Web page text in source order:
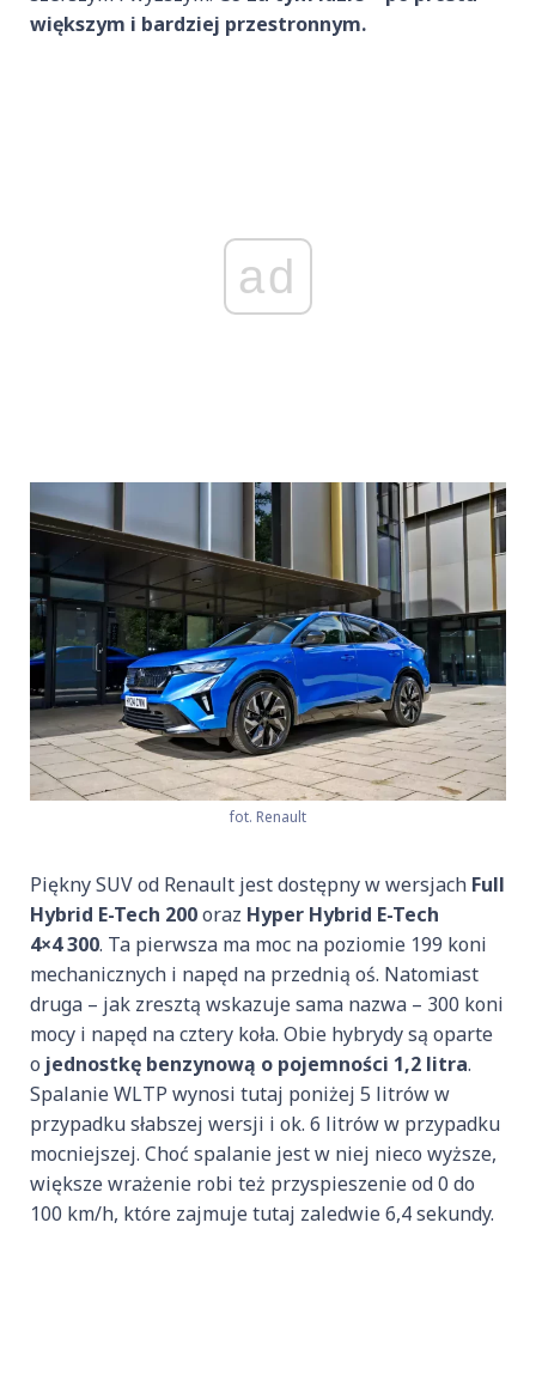
większym i bardziej przestronnym.
ad
fot. Renault
Piękny SUV od Renault jest dostępny w wersjach Full
Hybrid E-Tech 200oraz Hyper Hybrid E-Tech
4×4 300. Ta pierwsza ma moc na poziomie 199 koni
mechanicznych i napęd na przednią oś. Natomiast
druga – jak zresztą wskazuje sama nazwa – 300 koni
mocy i napęd na cztery koła. Obie hybrydy są oparte
o jednostkę benzynową o pojemności 1,2 litra.
Spalanie WLTP wynosi tutaj poniżej 5 litrów w
przypadku słabszej wersji i ok. 6 litrów w przypadku
mocniejszej. Choć spalanie jest w niej nieco wyższe,
większe wrażenie robi też przyspieszenie od 0 do
100 km/h, które zajmuje tutaj zaledwie 6,4 sekundy.